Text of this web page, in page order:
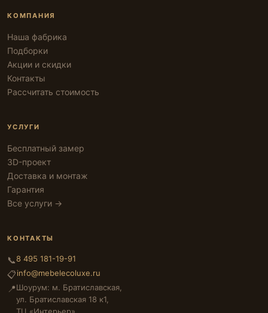
КОМПАНИЯ
Наша фабрика
Подборки
Акции и скидки
Контакты
Рассчитать стоимость
УСЛУГИ
Бесплатный замер
3D-проект
Доставка и монтаж
Гарантия
Все услуги →
КОНТАКТЫ
📞8 495 181-19-91
📋info@mebelecoluxe.ru
📍Шоурум: м. Братиславская,
ул. Братиславская 18 к1,